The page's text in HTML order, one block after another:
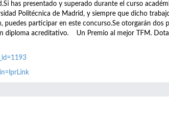
has presentado y superado durante el curso
Politécnica de Madrid, y siempre que dicho
puedes participar en este concurso.Se otorgarán
diploma acreditativo. Un Premio al mejor TFM.